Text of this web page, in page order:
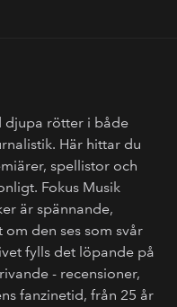
djupa rötter i både
Här hittar du
spellistor och
Fokus Musik
är spännande,
den ses som svår
fylls det löpande på
- recensioner,
fanzinetid, från 25 år